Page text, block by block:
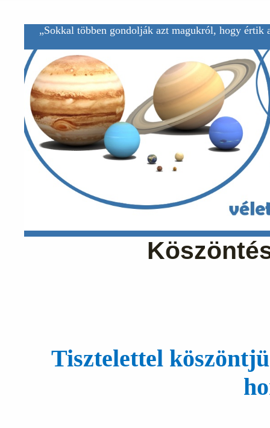
„Sokkal többen gondolják azt magukról, hogy
Tisztelettel